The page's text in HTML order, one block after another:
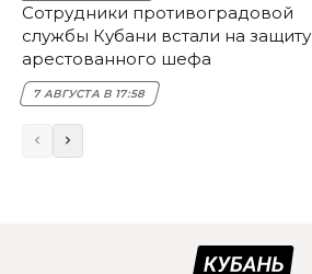
Сотрудники противоградовой
службы Кубани встали на защиту
арестованного шефа
7 АВГУСТА В 17:58